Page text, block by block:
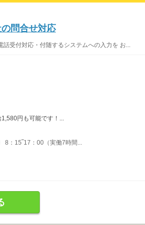
問合せ対応
話受付対応・付随するシステムへの入力を お...
円も可能です！...
8：15‾17：00（実働7時間...